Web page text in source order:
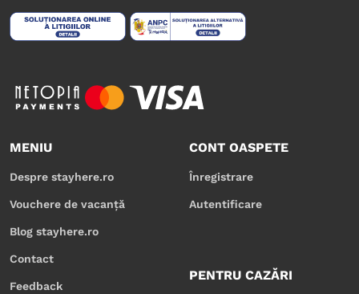
MENIU
Despre stayhere.ro
Vouchere de vacanță
Blog stayhere.ro
Contact
Feedback
CONT OASPETE
Înregistrare
Autentificare
PENTRU CAZĂRI